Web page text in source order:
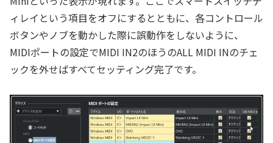
ィレイという項目をオフにするとともに、各コントロール
ボタンやノブを動かした際に誤動作をしないように、
MIDIポートの設定でMIDI IN2のほうのALL MIDI INのチェ
ックを外せばすべてセッティング完了です。